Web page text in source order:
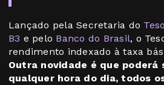
Lançado pela Secretaria do
B3 e pelo Banco do Brasil, o
rendimento indexado à taxa
Outra novidade é que poderá
qualquer hora do dia, todos